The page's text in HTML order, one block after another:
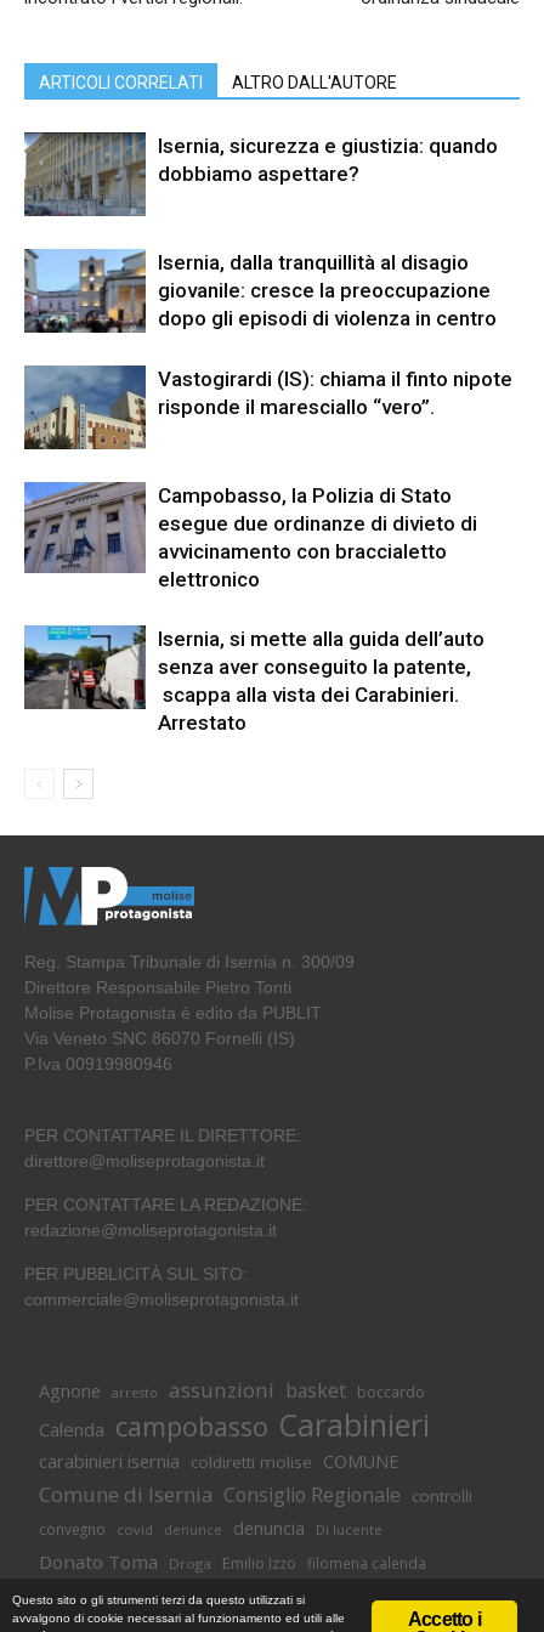
ARTICOLI CORRELATI ALTRO DALL'AUTORE
Isernia, sicurezza e giustizia: quando
dobbiamo aspettare?
Isernia, dalla tranquillità al disagio
giovanile: cresce la preoccupazione
dopo gli episodi di violenza in centro
Vastogirardi (IS): chiama il finto nipote
risponde il maresciallo “vero”.
Campobasso, la Polizia di Stato
esegue due ordinanze di divieto di
avvicinamento con braccialetto
elettronico
Isernia, si mette alla guida dell’auto
senza aver conseguito la patente,
scappa alla vista dei Carabinieri.
Arrestato
Reg. Stampa Tribunale di Isernia n. 300/09
Direttore Responsabile Pietro Tonti
Molise Protagonista è edito da PUBLIT
Via Veneto SNC 86070 Fornelli (IS)
P.Iva 00919980946
PER CONTATTARE IL DIRETTORE:
direttore@moliseprotagonista.it
PER CONTATTARE LA REDAZIONE:
redazione@moliseprotagonista.it
PER PUBBLICITÀ SUL SITO:
commerciale@moliseprotagonista.it
Agnone arresto assunzioni basket boccardo
Calenda campobasso Carabinieri
carabinieri isernia coldiretti molise COMUNE
Comune di Isernia Consiglio Regionale controlli
convegno covid denunce denuncia Di lucente
Donato Toma Droga Emilio Izzo filomena calenda
Isernia lavoro M5S magnolia molise
Accetto i
Questo sito o gli strumenti terzi da questo utilizzati si
avvalgono di cookie necessari al funzionamento ed utili alle